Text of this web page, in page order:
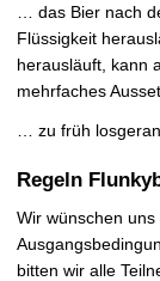
… das Bier nach
Flüssigkeit
herausläuft, kann
mehrfaches
… zu früh
Regeln
Wir wünschen
bitten wir alle